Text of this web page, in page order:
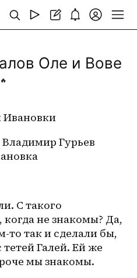
Оле и Вове
🔥
Ивановки
Гурьев
С такого
не знакомы? Да,
так и сделали бы,
тетей Галей. Ей же
мы знакомы.